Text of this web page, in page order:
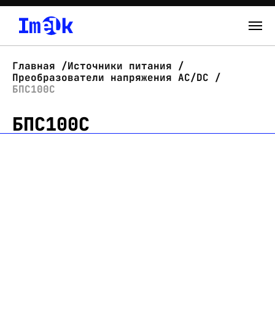
О нас
Главная
Источники питания
Преобразователи напряжения AC/DC
БПС100С
БПС100С